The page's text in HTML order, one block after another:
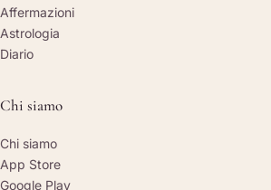
Affermazioni
Astrologia
Diario
Chi siamo
Chi siamo
App Store
Google Play